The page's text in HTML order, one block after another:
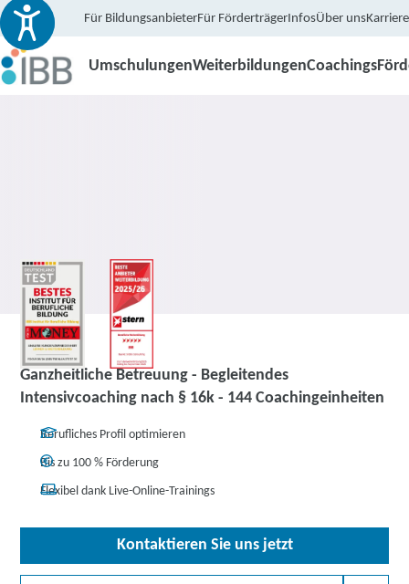
Für BildungsanbieterFür FörderträgerInfosÜber unsKarriere
UmschulungenWeiterbildungenCoachings
Coaching
Ganzheitliche Betreuung - Begleitendes
Intensivcoaching nach § 16k - 144 Coachingeinheiten
Berufliches Profil optimieren
Bis zu 100 % Förderung
Flexibel dank Live-Online-Trainings
Kontaktieren Sie uns jetzt